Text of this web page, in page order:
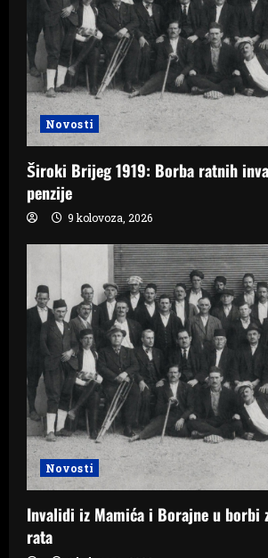
Novosti
Široki Brijeg 1919: Borba ratnih
penzije
9 kolovoza, 2026
Novosti
Invalidi iz Mamića i Borajne u borbi
rata